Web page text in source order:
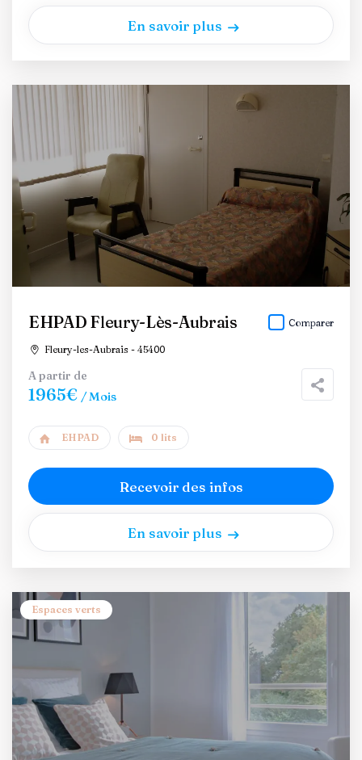
En savoir plus
EHPAD Fleury-Lès-Aubrais
Fleury-les-Aubrais - 45400
Comparer
A partir de
1965€ / Mois
EHPAD 0 lits
Recevoir des infos
En savoir plus
Espaces verts